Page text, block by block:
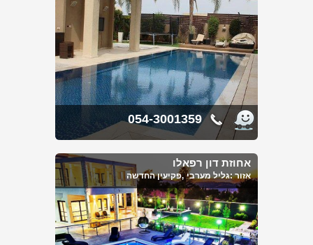
054-3001359
אחוזת דון רפאלו
אזור :גליל מערבי ,פקיעין החדשה